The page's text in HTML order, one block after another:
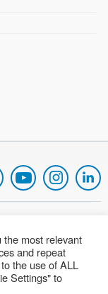
most relevant
and repeat
the use of ALL
Settings" to